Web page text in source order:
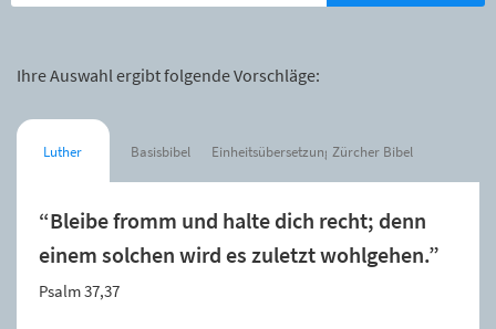
Ihre Auswahl ergibt folgende Vorschläge:
Luther Basisbibel Einheitsübersetzung Zürcher Bibel
“Bleibe fromm und halte dich recht; denn
einem solchen wird es zuletzt wohlgehen.”
Psalm 37,37